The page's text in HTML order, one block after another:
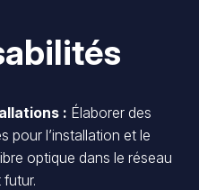
: Élaborer des
pour l’installation et le
optique dans le réseau